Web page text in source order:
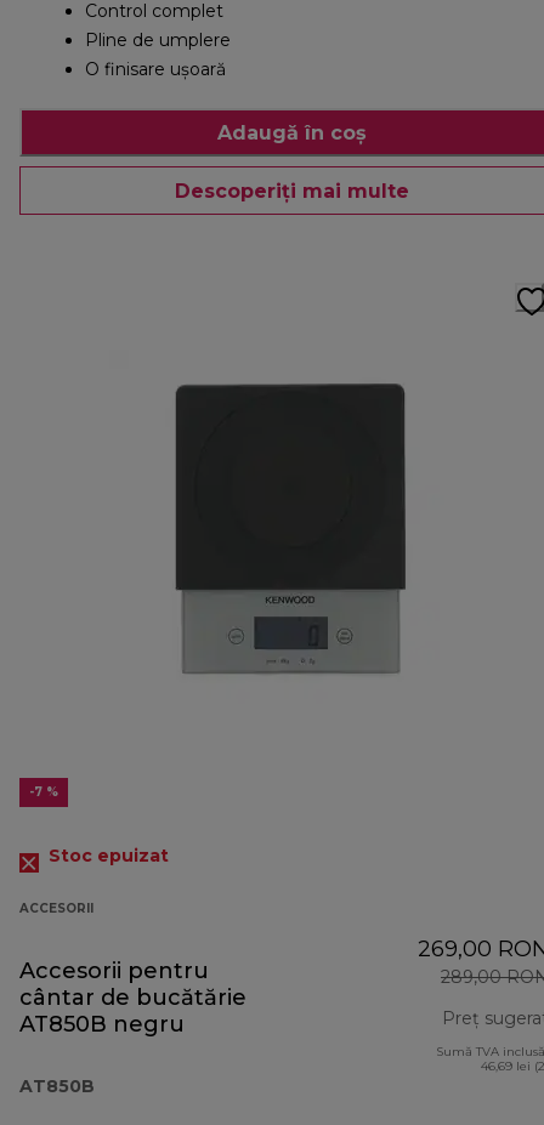
Control complet
Pline de umplere
O finisare ușoară
Adaugă în coș
Descoperiți mai multe
-7 %
Stoc epuizat
ACCESORII
Accesorii pentru
cântar de bucătărie
AT850B negru
AT850B
269,00
289,00
Preț
Sumă TVA
46,69 lei